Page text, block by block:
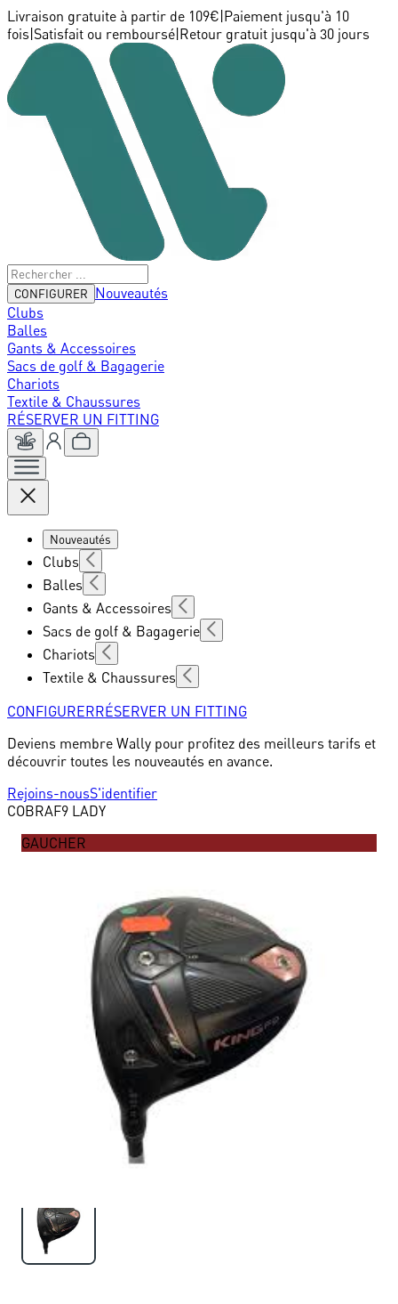
Livraison gratuite à partir de 109€ Paiement jusqu'à 10
fois Satisfait ou remboursé Retour gratuit jusqu'à 30 jours
CONFIGURER
Nouveautés
Clubs
Balles
Gants & Accessoires
Sacs de golf & Bagagerie
Chariots
Textile & Chaussures
RÉSERVER UN FITTING
Nouveautés
Clubs
Balles
Gants & Accessoires
Sacs de golf & Bagagerie
Chariots
Textile & Chaussures
CONFIGURERRÉSERVER UN FITTING
Deviens membre Wally pour profitez des meilleurs tarifs et
découvrir toutes les nouveautés en avance.
Rejoins-nousS'identifier
COBRAF9 LADY
GAUCHER